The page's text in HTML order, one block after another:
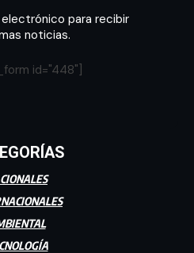
para recibir
noticias.
id="448"]